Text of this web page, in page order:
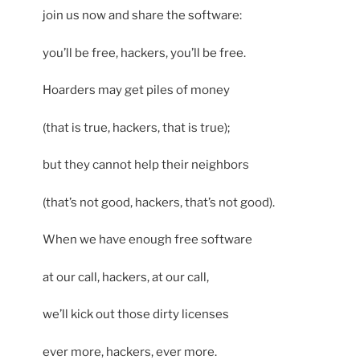
join us now and share the software:
you’ll be free, hackers, you’ll be free.
Hoarders may get piles of money
(that is true, hackers, that is true);
but they cannot help their neighbors
(that’s not good, hackers, that’s not good).
When we have enough free software
at our call, hackers, at our call,
we’ll kick out those dirty licenses
ever more, hackers, ever more.